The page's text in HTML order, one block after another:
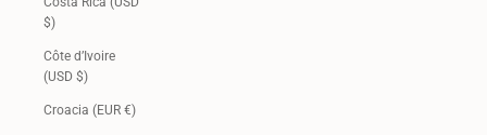
$)
Côte d’Ivoire
(USD $)
Croacia (EUR €)